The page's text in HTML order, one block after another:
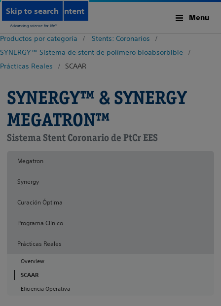
Skip to main content
Skip to search
Menu
Productos por categoría
Stents: Coronarios
SYNERGY™ Sistema de stent de polímero bioabsorbible
Prácticas Reales
SCAAR
SYNERGY™ & SYNERGY
MEGATRON™
Sistema Stent Coronario de PtCr EES
Megatron
Synergy
Curación Óptima
Programa Clínico
Prácticas Reales
Overview
SCAAR
Eficiencia Operativa